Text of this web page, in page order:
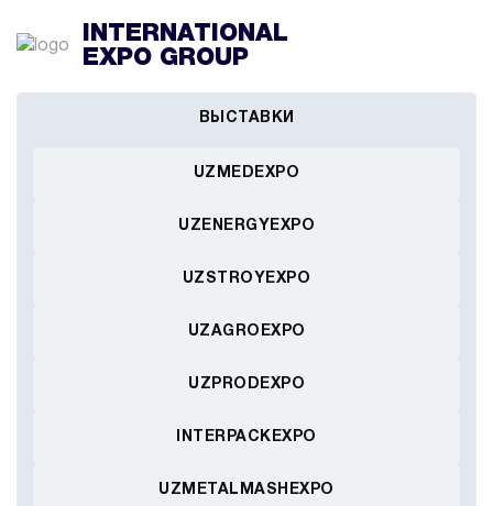
INTERNATIONAL
EXPO GROUP
ВЫСТАВКИ
UZMEDEXPO
UZENERGYEXPO
UZSTROYEXPO
UZAGROEXPO
UZPRODEXPO
INTERPACKEXPO
UZMETALMASHEXPO